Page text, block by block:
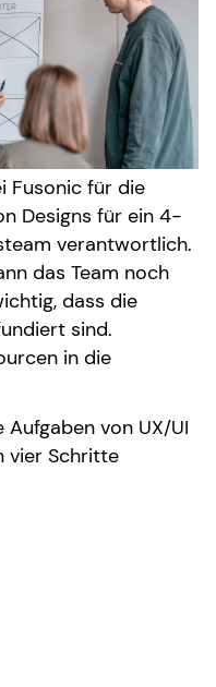
Fusonic für die
Designs für ein 4-
verantwortlich.
das Team noch
dass die
sind.
in die
von UX/UI
vier Schritte